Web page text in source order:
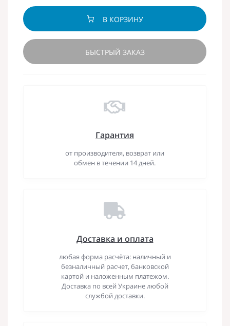
В КОРЗИНУ
БЫСТРЫЙ ЗАКАЗ
Гарантия
от производителя, возврат или
обмен в течении 14 дней.
Доставка и оплата
любая форма расчёта: наличный и
безналичный расчет, банковской
картой и наложенным платежом.
Доставка по всей Украине любой
службой доставки.